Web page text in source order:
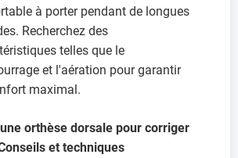
à porter pendant de longues
Recherchez des
telles que le
et l'aération pour garantir
maximal.
orthèse dorsale pour corriger
et techniques